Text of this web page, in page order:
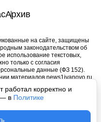
корректно и
— в Политике
Архив
на сайте, защищены
законодательством об
использование текстовых,
только с согласия
данные (ФЗ 152).
материалов news1ivanovo.ru
текста: